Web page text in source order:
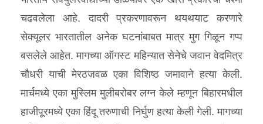
चढवलेला आहे. दादरी प्रकरणावरून थयथयाट करणारे
सेक्यूलर भारतातील अनेक घटनांबाबत मात्र मुग गिळून गप्प
बसलेले आहेत. मागच्या ऑगस्ट महिन्यात सेनेचे जवान वेदमित्र
चौधरी याची मेरठजवळ एका विशिष्ठ जमावाने हत्या केली.
मार्चमध्ये एका मुस्लिम मुलीबरोबर लग्न केले म्हणून बिहारमधील
हाजीपूरमध्ये एका हिंदू तरुणाची निर्घुण हत्या केली गेली. मागच्या